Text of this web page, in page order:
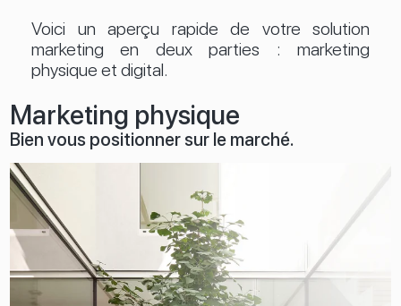
Voici un aperçu rapide de votre solution
marketing en deux parties : marketing
physique et digital.
Marketing physique
Bien vous positionner sur le marché.